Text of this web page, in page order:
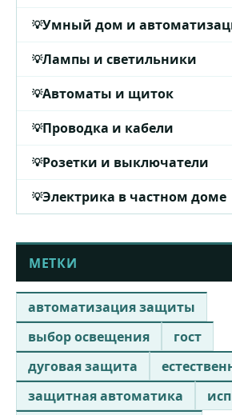
Умный дом и
Лампы и светильники
Автоматы и щиток
Проводка и кабели
Розетки и выключатели
Электрика в частном доме
МЕТКИ
автоматизация защиты
выбор освещения
гост
дуговая защита
защитная автоматика